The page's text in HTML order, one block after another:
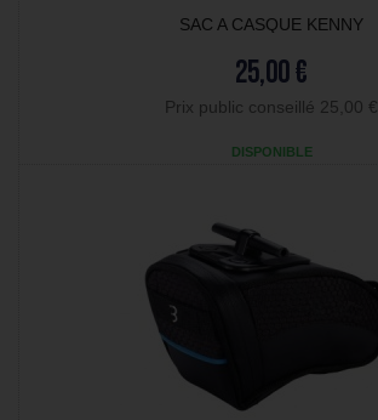
SAC A CASQUE KENNY
25,00 €
Prix public conseillé 25,00 €
DISPONIBLE